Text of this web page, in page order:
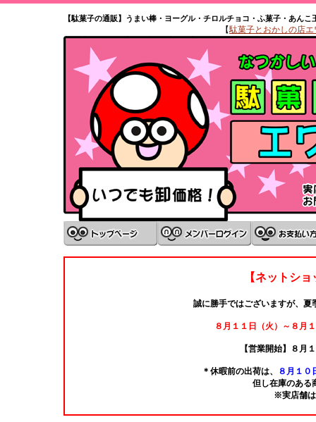
【駄菓子の通販】うまい棒・ヨーグル・チロルチョコ・ふ菓子・あん
【駄菓子とおかしの店エ
【ネットシ
誠に勝手ではございますが、夏
８月１１日（火）～８月
【営業開始】８月
＊休暇前の出荷は、
８月１０
但し在庫のある
※実店舗